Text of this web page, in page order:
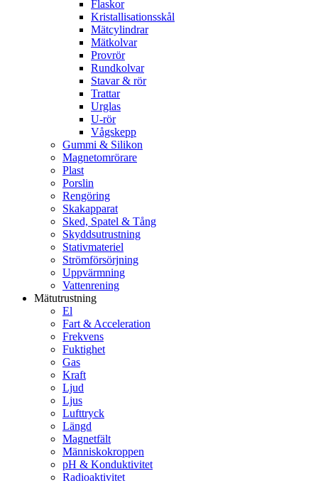
Flaskor
Kristallisationsskål
Mätcylindrar
Mätkolvar
Provrör
Rundkolvar
Stavar & rör
Trattar
Urglas
U-rör
Vågskepp
Gummi & Silikon
Magnetomrörare
Plast
Porslin
Rengöring
Skakapparat
Sked, Spatel & Tång
Skyddsutrustning
Stativmateriel
Strömförsörjning
Uppvärmning
Vattenrening
Mätutrustning
El
Fart & Acceleration
Frekvens
Fuktighet
Gas
Kraft
Ljud
Ljus
Lufttryck
Längd
Magnetfält
Människokroppen
pH & Konduktivitet
Radioaktivitet